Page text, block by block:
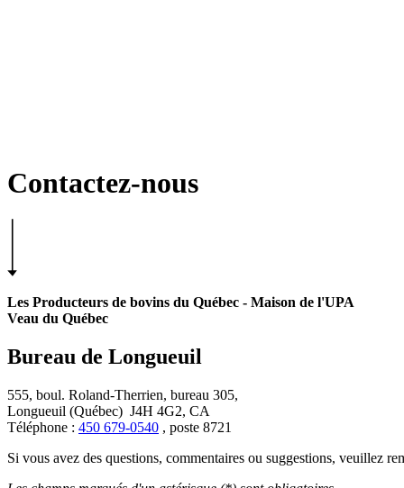
Contactez-nous
Les Producteurs de bovins du Québec - Maison de l'UPA
Veau du Québec
Bureau de Longueuil
555, boul. Roland-Therrien, bureau 305,
Longueuil (Québec) J4H 4G2, CA
Téléphone : 450 679-0540 , poste 8721
Si vous avez des questions, commentaires ou suggestions, veuillez